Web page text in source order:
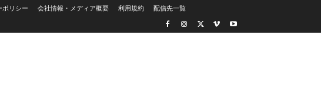
ポリシー 会社情報・メディア概要 利用規約 配信先一覧